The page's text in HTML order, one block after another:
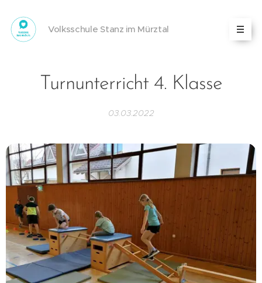
Volksschule Stanz im Mürztal
Turnunterricht 4. Klasse
03.03.2022